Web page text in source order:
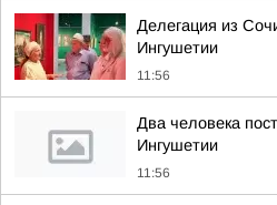
Делегация из
Ингушетии
11:56
Два человека
Ингушетии
11:56